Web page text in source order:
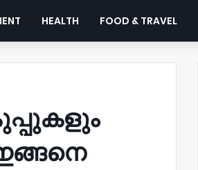
HEALTH FOOD & TRAVEL